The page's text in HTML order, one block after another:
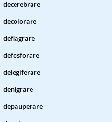
decerebrare
decolorare
deflagrare
defosforare
delegiferare
denigrare
depauperare